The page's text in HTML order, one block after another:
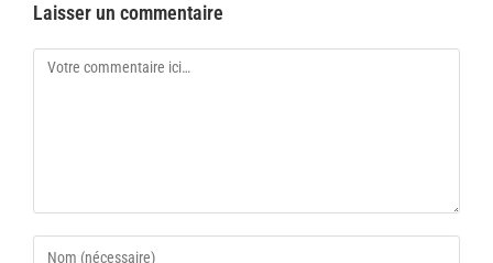
Laisser un commentaire